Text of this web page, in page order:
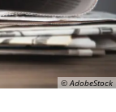
© AdobeStock